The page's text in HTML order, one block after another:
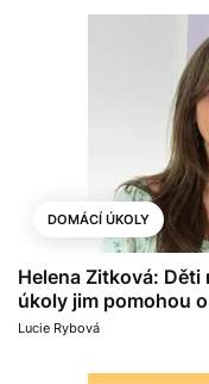
DOMÁCÍ ÚKOLY
Helena Zitková:
úkoly jim pomohou
Lucie Rybová